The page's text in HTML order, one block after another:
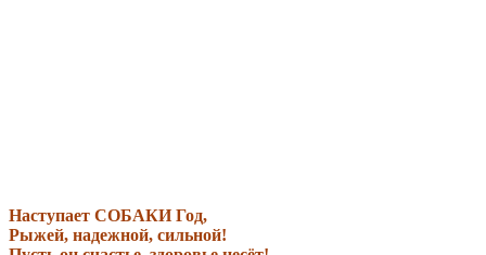
Наступает СОБАКИ Год,
Рыжей, надежной, сильной!